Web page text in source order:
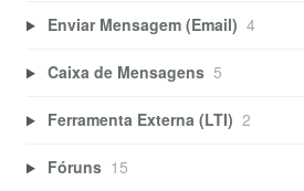
Enviar Mensagem (Email) 4
Caixa de Mensagens 5
Ferramenta Externa (LTI) 2
Fóruns 15